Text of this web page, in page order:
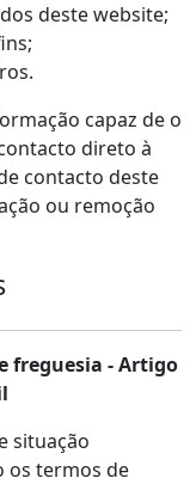
deste website;
capaz de o
direto à
contacto deste
ou remoção
freguesia - Artigo
situação
os termos de